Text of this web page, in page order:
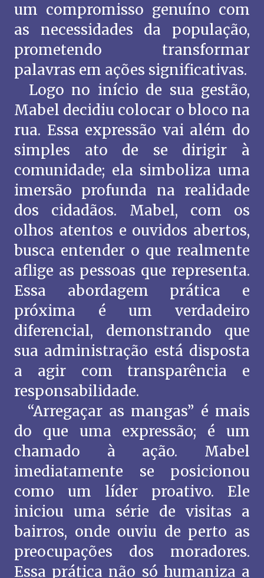
um compromisso genuíno com
as necessidades da população,
prometendo transformar
palavras em ações significativas.
Logo no início de sua gestão,
Mabel decidiu colocar o bloco na
rua. Essa expressão vai além do
simples ato de se dirigir à
comunidade; ela simboliza uma
imersão profunda na realidade
dos cidadãos. Mabel, com os
olhos atentos e ouvidos abertos,
busca entender o que realmente
aflige as pessoas que representa.
Essa abordagem prática e
próxima é um verdadeiro
diferencial, demonstrando que
sua administração está disposta
a agir com transparência e
responsabilidade.
“Arregaçar as mangas” é mais
do que uma expressão; é um
chamado à ação. Mabel
imediatamente se posicionou
como um líder proativo. Ele
iniciou uma série de visitas a
bairros, onde ouviu de perto as
preocupações dos moradores.
Essa prática não só humaniza a